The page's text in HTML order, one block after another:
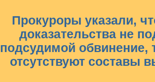
Прокуроры указали,
доказательства не
подсудимой обвинение,
отсутствуют составы